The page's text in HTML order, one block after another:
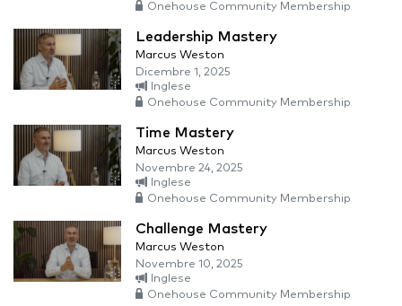
Onehouse Community Membership
Leadership Mastery
Marcus Weston
Dicembre 1, 2025
Inglese
Onehouse Community Membership
Time Mastery
Marcus Weston
Novembre 24, 2025
Inglese
Onehouse Community Membership
Challenge Mastery
Marcus Weston
Novembre 10, 2025
Inglese
Onehouse Community Membership